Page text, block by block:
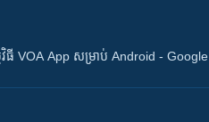
វិធី​ VOA App សម្រាប់ Android - Google